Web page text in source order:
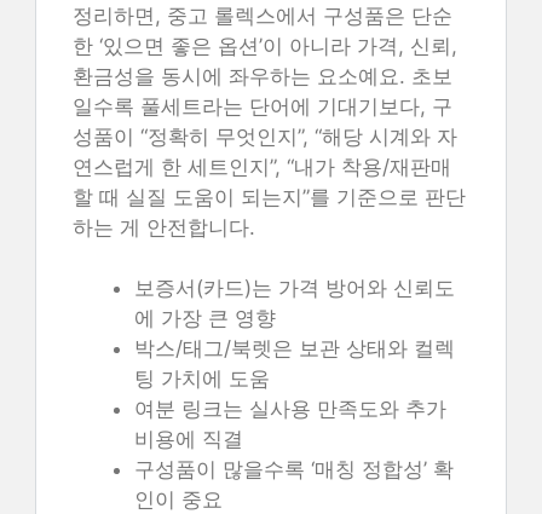
정리하면, 중고 롤렉스에서 구성품은 단순
한 ‘있으면 좋은 옵션’이 아니라 가격, 신뢰,
환금성을 동시에 좌우하는 요소예요. 초보
일수록 풀세트라는 단어에 기대기보다, 구
성품이 “정확히 무엇인지”, “해당 시계와 자
연스럽게 한 세트인지”, “내가 착용/재판매
할 때 실질 도움이 되는지”를 기준으로 판단
하는 게 안전합니다.
보증서(카드)는 가격 방어와 신뢰도
에 가장 큰 영향
박스/태그/북렛은 보관 상태와 컬렉
팅 가치에 도움
여분 링크는 실사용 만족도와 추가
비용에 직결
구성품이 많을수록 ‘매칭 정합성’ 확
인이 중요